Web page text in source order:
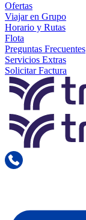
Ofertas
Viajar en Grupo
Horario y Rutas
Flota
Preguntas Frecuentes
Servicios Extras
Solicitar Factura